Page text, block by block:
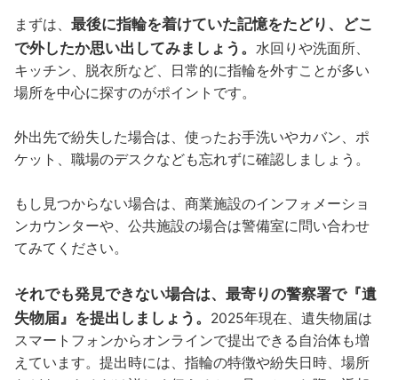
まずは、最後に指輪を着けていた記憶をたどり、どこ
で外したか思い出してみましょう。水回りや洗面所、
キッチン、脱衣所など、日常的に指輪を外すことが多い
場所を中心に探すのがポイントです。
外出先で紛失した場合は、使ったお手洗いやカバン、ポ
ケット、職場のデスクなども忘れずに確認しましょう。
もし見つからない場合は、商業施設のインフォメーショ
ンカウンターや、公共施設の場合は警備室に問い合わせ
てみてください。
それでも発見できない場合は、最寄りの警察署で『遺
失物届』を提出しましょう。 2025年現在、遺失物届は
スマートフォンからオンラインで提出できる自治体も増
えています。提出時には、指輪の特徴や紛失日時、場所